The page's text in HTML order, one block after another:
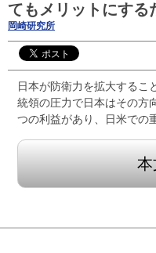
てもメリットにする
岡崎研究所
日本が防衛力を拡大するこ
統領の圧力で日本はその方
つの利益があり、日米での
本